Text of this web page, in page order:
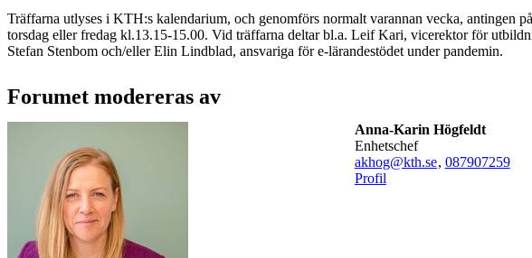
Träffarna utlyses i KTH:s kalendarium, och genomförs normalt varannan vecka, antingen på
torsdag eller fredag kl.13.15-15.00. Vid träffarna deltar bl.a. Leif Kari, vicerektor för
Stefan Stenbom och/eller Elin Lindblad, ansvariga för e-lärandestödet under pandemin.
Forumet modereras av
Anna-Karin Högfeldt
enhetschef
akhog@kth.se, 087907259
Profil